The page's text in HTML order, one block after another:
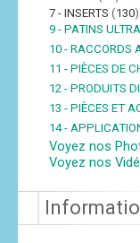
7 - INSERTS (130)
9 - PATINS
10 - RACCORDS
11 - PIÈCES DE
12 - PRODUITS
13 - PIÈCES ET
14 -
Voyez nos
Voyez nos